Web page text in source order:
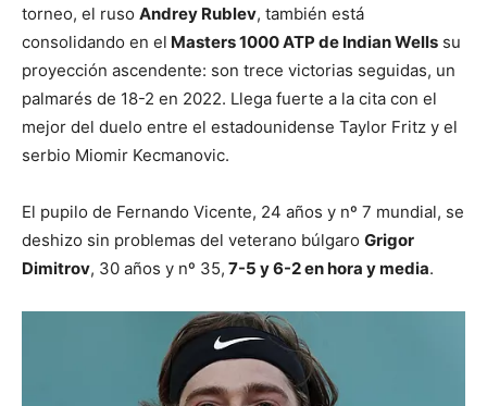
torneo, el ruso Andrey Rublev, también está
consolidando en el Masters 1000 ATP de Indian Wells su
proyección ascendente: son trece victorias seguidas, un
palmarés de 18-2 en 2022. Llega fuerte a la cita con el
mejor del duelo entre el estadounidense Taylor Fritz y el
serbio Miomir Kecmanovic.
El pupilo de Fernando Vicente, 24 años y nº 7 mundial, se
deshizo sin problemas del veterano búlgaro Grigor
Dimitrov, 30 años y nº 35, 7-5 y 6-2 en hora y media.